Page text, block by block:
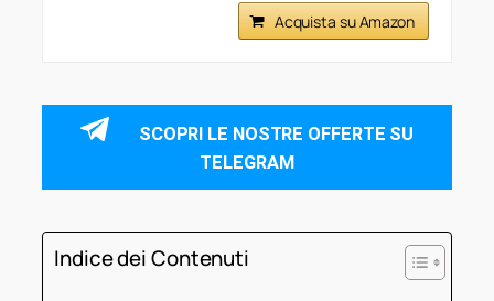
Acquista su Amazon
SCOPRI LE NOSTRE OFFERTE SU
TELEGRAM
Indice dei Contenuti